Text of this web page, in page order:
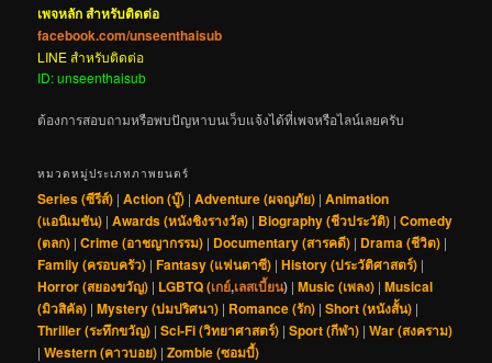
เพจหลัก สำหรับติดต่อ
facebook.com/unseenthaisub
LINE สำหรับติดต่อ
ID: unseenthaisub
ต้องการสอบถามหรือพบปัญหาบนเว็บแจ้งได้ที่เพจหรือไลน์เลยครับ
หมวดหมู่ประเภทภาพยนตร์
Series (ซีรีส์) |Action (บู๊) |Adventure (ผจญภัย) |Animation
(แอนิเมชัน) |Awards (หนังชิงรางวัล) | Biography (ชีวประวัติ) |Comedy
(ตลก) |Crime (อาชญากรรม) | Documentary (สารคดี) | Drama (ชีวิต) |
Family (ครอบครัว) |Fantasy (แฟนตาซี) |History (ประวัติศาสตร์) |
Horror (สยองขวัญ) | LGBTQ (เกย์,เลสเบี้ยน) |Music (เพลง) |Musical
(มิวสิคัล) |Mystery (ปมปริศนา) | Romance (รัก) |Short (หนังสั้น) |
Thriller (ระทึกขวัญ) |Sci-Fi (วิทยาศาสตร์) |Sport (กีฬา) |War (สงคราม)
|Western (คาวบอย) |Zombie (ซอมบี้)